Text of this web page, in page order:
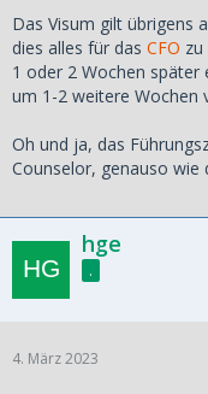
Das Visum gilt übrigens
dies alles für das CFO
1 oder 2 Wochen später
um 1-2 weitere Wochen
Oh und ja, das
Counselor, genauso wie
hge
.
4. März 2023